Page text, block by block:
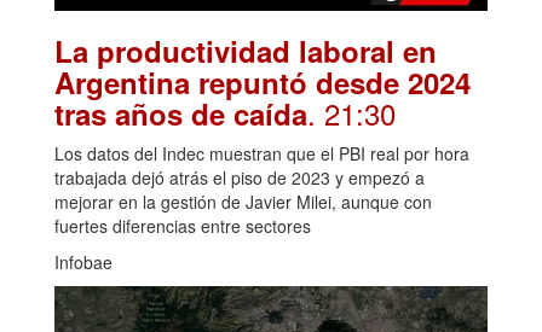
La productividad laboral en
Argentina repuntó desde 2024
tras años de caída. 21:30
Los datos del Indec muestran que el PBI real por hora
trabajada dejó atrás el piso de 2023 y empezó a
mejorar en la gestión de Javier Milei, aunque con
fuertes diferencias entre sectores
Infobae